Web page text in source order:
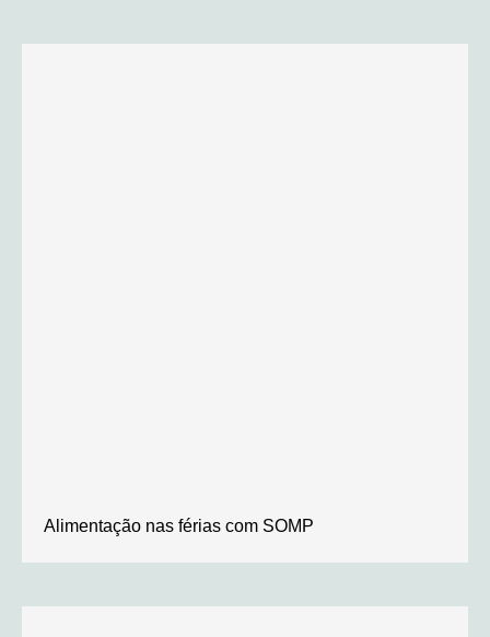
Alimentação nas férias com SOMP